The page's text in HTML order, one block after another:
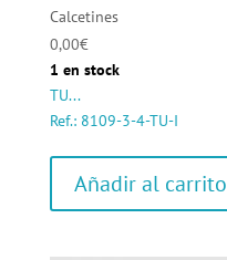
Calcetines
0,00€
1 en stock
TU...
Ref.: 8109-3-4-TU-I
Añadir al carrito